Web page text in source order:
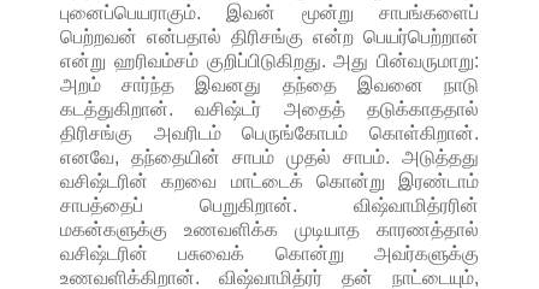
புனைப்பெயராகும். இவன் மூன்று சாபங்களைப்
பெற்றவன் என்பதால் திரிசங்கு என்ற பெயர்பெற்றான்
என்று ஹரிவம்சம் குறிப்பிடுகிறது. அது பின்வருமாறு:
அறம் சார்ந்த இவனது தந்தை இவனை நாடு
கடத்துகிறான். வசிஷ்டர் அதைத் தடுக்காததால்
திரிசங்கு அவரிடம் பெருங்கோபம் கொள்கிறான்.
எனவே, தந்தையின் சாபம் முதல் சாபம். அடுத்தது
வசிஷ்டரின் கறவை மாட்டைக் கொன்று இரண்டாம்
சாபத்தைப் பெறுகிறான். விஷ்வாமித்ரரின்
மகன்களுக்கு உணவளிக்க முடியாத காரணத்தால்
வசிஷ்டரின் பசுவைக் கொன்று அவர்களுக்கு
உணவளிக்கிறான். விஷ்வாமித்ரர் தன் நாட்டையும்,